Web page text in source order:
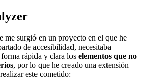
me surgió en un proyecto en el que he
de accesibilidad, necesitaba
rápida y clara los elementos que no
, por lo que he creado una extensión
este cometido: